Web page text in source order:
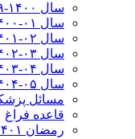
سال ۱۴۰۰-۱۳۹۹ کتاب قضا
سال ۰۱-۱۴۰۰ کتاب قضا
سال ۰۲-۱۴۰۱ کتاب قضاء
سال ۰۳-۱۴۰۲ کتاب شهادات
سال ۰۴-۱۴۰۳ کتاب شهادات
سال ۰۵-۱۴۰۴ فقه العقود
مسائل
قاعده فراغ
رمضان ۱۴۰۱